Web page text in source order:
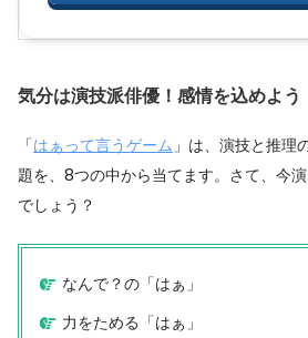
気分は演技派俳優！感情を込めよう
「はぁって言うゲーム 」は、演技と推理
題を、8つの中から当てます。さて、今
でしょう？
なんで？の「はぁ」
力をためる「はぁ」